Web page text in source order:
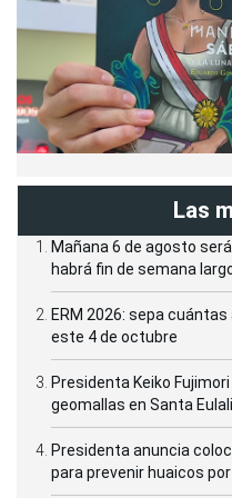
Las
Mañana 6 de agosto
habrá fin de semana
ERM 2026: sepa
este 4 de octubre
Presidenta Keiko
geomallas en Santa
Presidenta anuncia
para prevenir huaicos por